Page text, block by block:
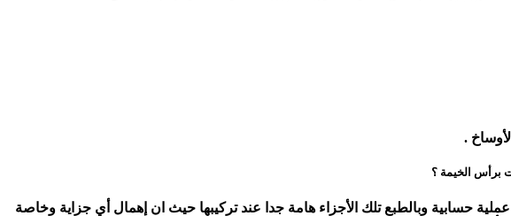
.
برأس الخيمة ؟
حسابية وبالطبع تلك الأجزاء هامة جدا عند تركيبها حيث ان إهمال أي جزاية وخاصة